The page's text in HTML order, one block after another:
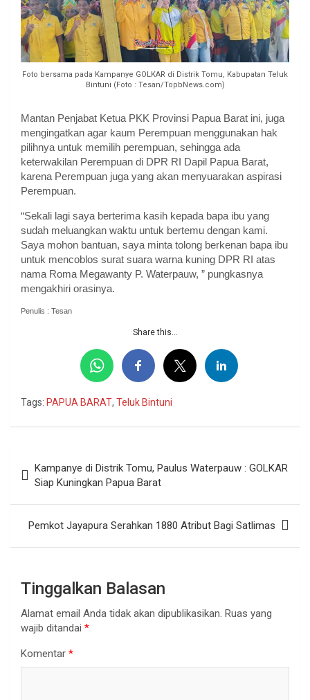
Foto bersama pada Kampanye GOLKAR di Distrik Tomu, Kabupatan Teluk
Bintuni (Foto : Tesan/TopbNews.com)
Mantan Penjabat Ketua PKK Provinsi Papua Barat ini, juga
mengingatkan agar kaum Perempuan menggunakan hak
pilihnya untuk memilih perempuan, sehingga ada
keterwakilan Perempuan di DPR RI Dapil Papua Barat,
karena Perempuan juga yang akan menyuarakan aspirasi
Perempuan.
“Sekali lagi saya berterima kasih kepada bapa ibu yang
sudah meluangkan waktu untuk bertemu dengan kami.
Saya mohon bantuan, saya minta tolong berkenan bapa ibu
untuk mencoblos surat suara warna kuning DPR RI atas
nama Roma Megawanty P. Waterpauw, ” pungkasnya
mengakhiri orasinya.
Penulis : Tesan
Share this...
Tags: PAPUA BARAT, Teluk Bintuni
pos
Kampanye di Distrik Tomu, Paulus Waterpauw : GOLKAR
Siap Kuningkan Papua Barat
Pemkot Jayapura Serahkan 1880 Atribut Bagi Satlimas
Tinggalkan Balasan
Alamat email Anda tidak akan dipublikasikan. Ruas yang
wajib ditandai *
Komentar *